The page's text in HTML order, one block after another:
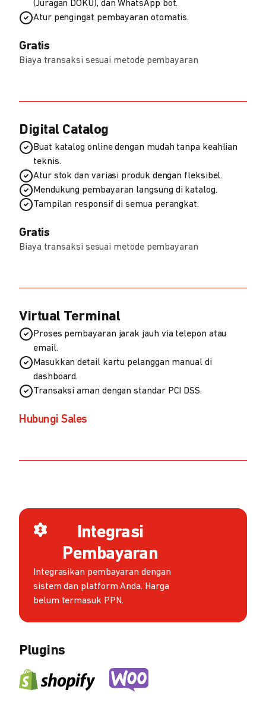
(Juragan DOKU), dan WhatsApp bot.
Atur pengingat pembayaran otomatis.
Gratis
Biaya transaksi sesuai metode pembayaran
Digital Catalog
Buat katalog online dengan mudah tanpa keahlian
teknis.
Atur stok dan variasi produk dengan fleksibel.
Mendukung pembayaran langsung di katalog.
Tampilan responsif di semua perangkat.
Gratis
Biaya transaksi sesuai metode pembayaran
Virtual Terminal
Proses pembayaran jarak jauh via telepon atau
email.
Masukkan detail kartu pelanggan manual di
dashboard.
Transaksi aman dengan standar PCI DSS.
Hubungi Sales
Integrasi
Pembayaran
Integrasikan pembayaran dengan
sistem dan platform Anda. Harga
belum termasuk PPN.
Plugins